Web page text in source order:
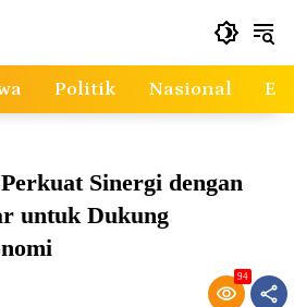
Politik Nasional
Sinergi dengan
untuk Dukung
94